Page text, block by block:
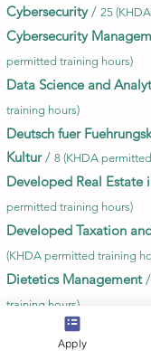
Cybersecurity/ 25
Cybersecurity
permitted training hours)
Data Science and
training hours)
Deutsch fuer
Kultur/ 8 (KHDA
Developed Real Estate
permitted training hours)
Developed Taxation
(KHDA permitted training
Dietetics Management/
training hours)
Digital Marketing
25
Apply